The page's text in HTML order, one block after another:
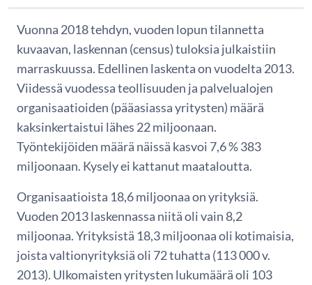
Vuonna 2018 tehdyn, vuoden lopun tilannetta
kuvaavan, laskennan (census) tuloksia julkaistiin
marraskuussa. Edellinen laskenta on vuodelta 2013.
Viidessä vuodessa teollisuuden ja palvelualojen
organisaatioiden (pääasiassa yritysten) määrä
kaksinkertaistui lähes 22 miljoonaan.
Työntekijöiden määrä näissä kasvoi 7,6 % 383
miljoonaan. Kysely ei kattanut maataloutta.
Organisaatioista 18,6 miljoonaa on yrityksiä.
Vuoden 2013 laskennassa niitä oli vain 8,2
miljoonaa. Yrityksistä 18,3 miljoonaa oli kotimaisia,
joista valtionyrityksiä oli 72 tuhatta (113 000 v.
2013). Ulkomaisten yritysten lukumäärä oli 103